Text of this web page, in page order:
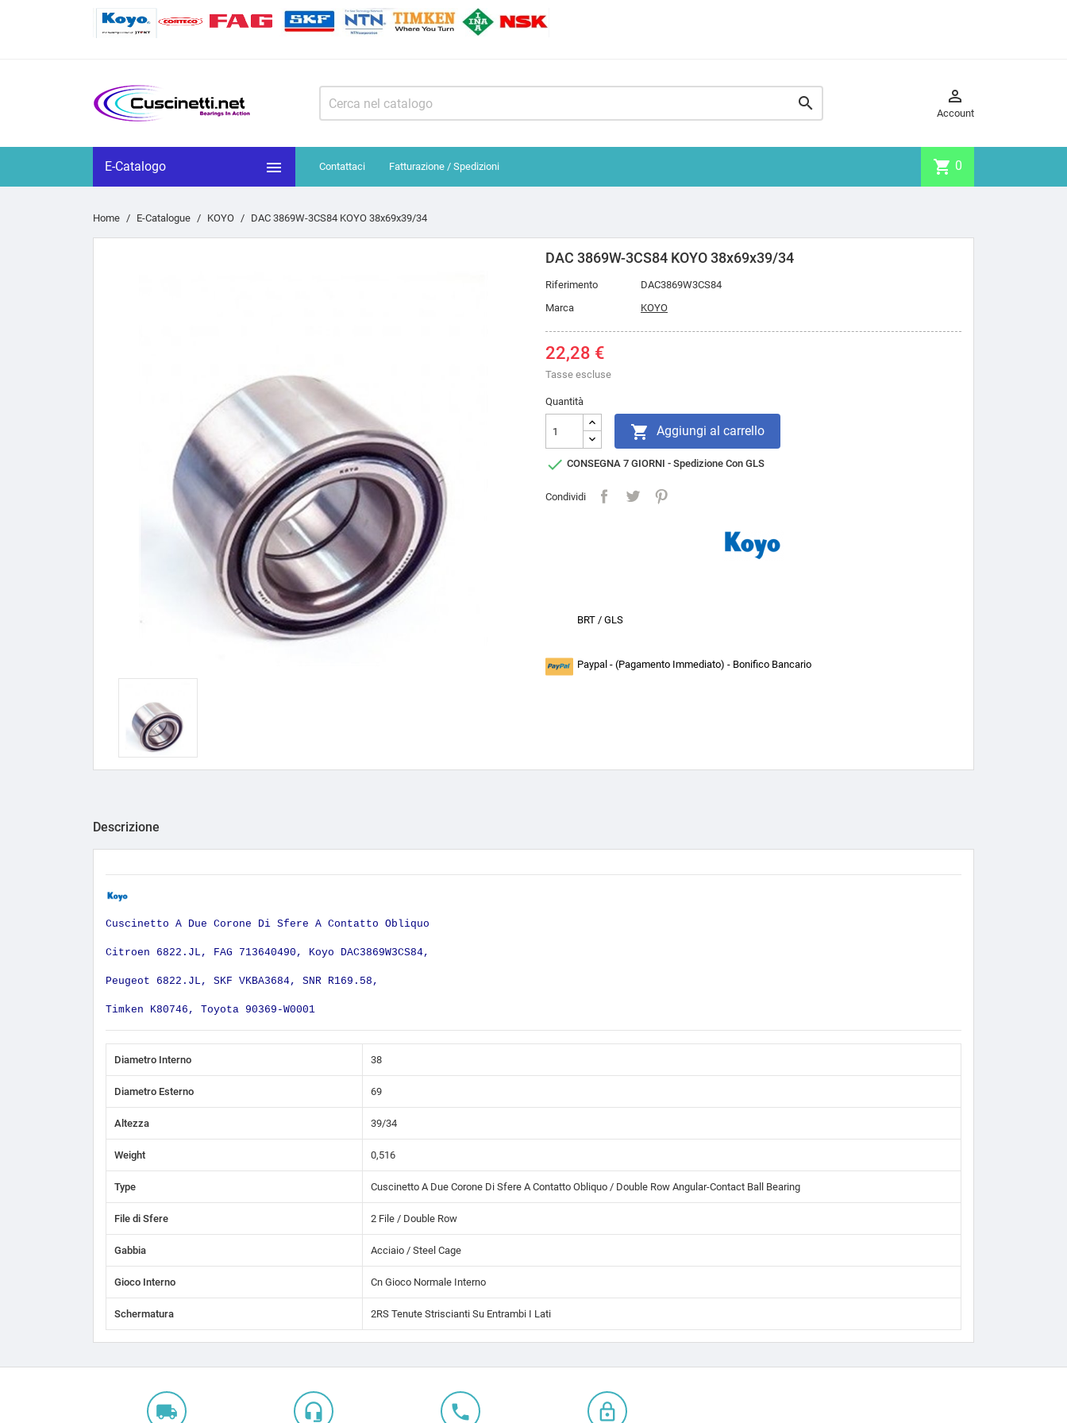
 
Account
E-Catalogo  Contattaci Fatturazione / Spedizioni shopping_cart 0
Home E-Catalogue KOYO DAC 3869W-3CS84 KOYO 38x69x39/34
DAC 3869W-3CS84 KOYO 38x69x39/34
Riferimento
DAC3869W3CS84
Marca
KOYO
22,28 €
Tasse escluse
Quantità
 Aggiungi al carrello
 CONSEGNA 7 GIORNI - Spedizione Con GLS
Condividi
BRT / GLS
Paypal - (Pagamento Immediato) - Bonifico Bancario
Descrizione
Cuscinetto A Due Corone Di Sfere A Contatto Obliquo
Citroen 6822.JL, FAG 713640490, Koyo DAC3869W3CS84,
Peugeot 6822.JL, SKF VKBA3684, SNR R169.58,
Timken K80746, Toyota 90369-W0001
Diametro Interno 38
Diametro Esterno 69
Altezza 39/34
Weight 0,516
Type Cuscinetto A Due Corone Di Sfere A Contatto Obliquo / Double Row Angular-Contact Ball Bearing
File di Sfere 2 File / Double Row
Gabbia Acciaio / Steel Cage
Gioco Interno Cn Gioco Normale Interno
Schermatura 2RS Tenute Striscianti Su Entrambi I Lati
local_shipping headset_mic local_phone lock_outline